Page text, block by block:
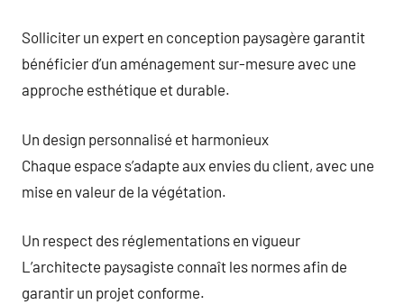
Solliciter un expert en conception paysagère garantit
bénéficier d’un aménagement sur-mesure avec une
approche esthétique et durable.
Un design personnalisé et harmonieux
Chaque espace s’adapte aux envies du client, avec une
mise en valeur de la végétation.
Un respect des réglementations en vigueur
L’architecte paysagiste connaît les normes afin de
garantir un projet conforme.